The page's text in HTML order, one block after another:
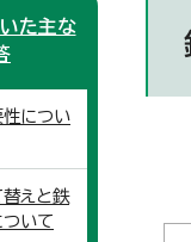
た主な
につい
えと鉄
いて